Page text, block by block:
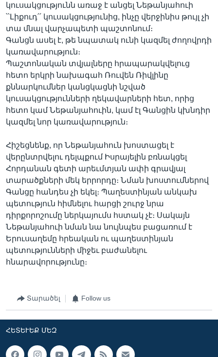
կուսակցությունն առաջ է անցել Նեթանյահուի
՝՝Լիքուդ՛՛ կուսակցությունից, ինչը վերջինիս թույլ չի
տա մնալ վարչապետի պաշտոնում։
Գանցն ասել է, թե նպատակ ունի կազմել ժողովրդի
կառավարություն։
Պաշտոնական տվյալները հրապարակվելուց
հետո երկրի նախագահ Ռուվեն Ռիվլինը
քննարկումներ կանցկացնի նշված
կուսակցությունների ղեկավարների հետ, որից
հետո կամ Նեթանյահուին, կամ էլ Գանցին կխնդիր
կազմել նոր կառավարություն։
Հիշեցնենք, որ Նեթանյահուն խոստացել է
վերընտրվելու դելպքում Իսրայելին բռնակցել
Հորդանան գետի արեւմտյան ափի գրավյալ
տարածքների մեկ երրորդը։ Նման խոստումներով
Գանցը հանդես չի եկել։ Պաղեստինյան անկախ
պետություն հիմնելու հարցի շուրջ նրա
դիրքորոշումը ներկայումս հստակ չէ։ Սակայն
Նեթանյահուի նման նա նույնպես բացառում է
Երուսաղեմը հրեական ու պաղեստինյան
պետությունների միջեւ բաժանելու
հնարավորությունը։
Տարածել Follow us
ՀԵՏԵՒԵՔ ՄԵԶ